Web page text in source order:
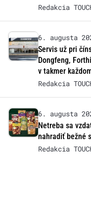
Redakcia
6. augusta
Servis už pri
Dongfeng,
v takmer
Redakcia
6. augusta
Netreba sa
nahradiť bežné
Redakcia